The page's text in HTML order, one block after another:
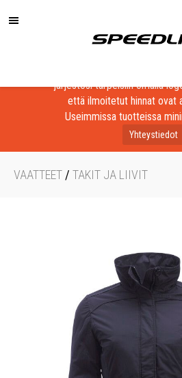
Löydä laadukkaat tuotteet
järjestösi tarpeisiin omalla
että ilmoitetut hinnat ovat
Useimmissa tuotteissa
Yhteystiedot
VAATTEET / TAKIT JA LIIVIT